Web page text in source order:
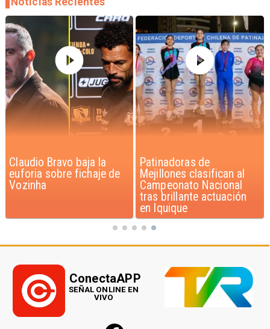
Claudio Bravo baja la
euforia sobre fichaje de
Vozinha
Patinadoras de
Mejillones clasifican al
Campeonato Nacional
tras brillante actuación
en Iquique
ConectaAPP
SEÑAL ONLINE EN
VIVO